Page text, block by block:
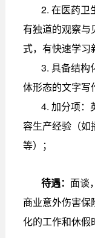
2. 在医药卫
有独道的观察与
式，有快速学习
3. 具备结构
体形态的文字写
4. 加分项：
容生产经验（如
等）；
待遇： 面谈
商业意外伤害保
化的工作和休假